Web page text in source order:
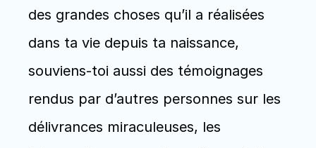
des grandes choses qu’il a réalisées
dans ta vie depuis ta naissance,
souviens-toi aussi des témoignages
rendus par d’autres personnes sur les
délivrances miraculeuses, les